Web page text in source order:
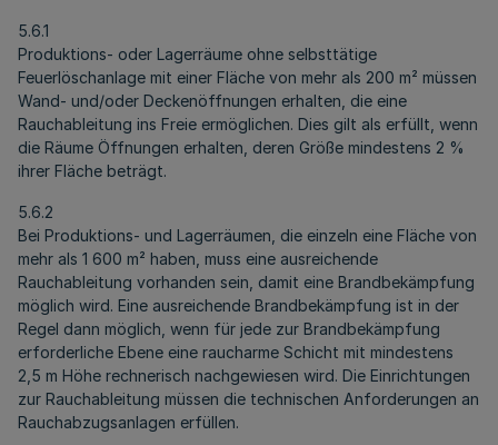
5.6.1
Produktions- oder Lagerräume ohne selbsttätige
Feuerlöschanlage mit einer Fläche von mehr als 200 m² müssen
Wand- und/oder Deckenöffnungen erhalten, die eine
Rauchableitung ins Freie ermöglichen. Dies gilt als erfüllt, wenn
die Räume Öffnungen erhalten, deren Größe mindestens 2 %
ihrer Fläche beträgt.
5.6.2
Bei Produktions- und Lagerräumen, die einzeln eine Fläche von
mehr als 1 600 m² haben, muss eine ausreichende
Rauchableitung vorhanden sein, damit eine Brandbekämpfung
möglich wird. Eine ausreichende Brandbekämpfung ist in der
Regel dann möglich, wenn für jede zur Brandbekämpfung
erforderliche Ebene eine raucharme Schicht mit mindestens
2,5 m Höhe rechnerisch nachgewiesen wird. Die Einrichtungen
zur Rauchableitung müssen die technischen Anforderungen an
Rauchabzugsanlagen erfüllen.